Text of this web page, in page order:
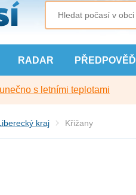
RADAR PŘEDPOVĚĎ
s letními teplotami
kraj Křižany